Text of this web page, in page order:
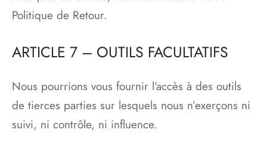
Politique de Retour.
ARTICLE 7 – OUTILS FACULTATIFS
Nous pourrions vous fournir l’accès à des outils
de tierces parties sur lesquels nous n’exerçons ni
suivi, ni contrôle, ni influence.